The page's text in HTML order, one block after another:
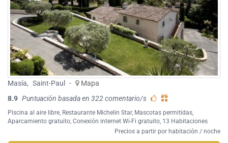
Masía, Saint-Paul -
Mapa
8.9 Puntuación basada en 322 comentario/s
Piscina al aire libre, Restaurante Michelin Star, Mascotas permitidas,
Aparcamiento gratuito, Conexión internet Wi-Fi gratuito, 13 Habitaciones
Precios a partir por habitación / noche